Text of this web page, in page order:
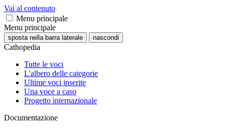
Vai al contenuto
Menu principale
Menu principale
sposta nella barra laterale nascondi
Cathopedia
Tutte le voci
L'albero delle categorie
Ultime voci inserite
Una voce a caso
Progetto internazionale
Documentazione